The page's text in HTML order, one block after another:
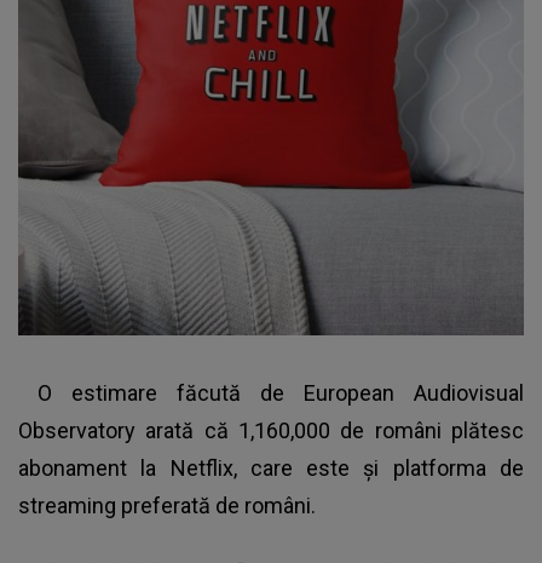
O estimare făcută de European Audiovisual
Observatory arată că 1,160,000 de români plătesc
abonament la Netflix, care este şi platforma de
streaming preferată de români.